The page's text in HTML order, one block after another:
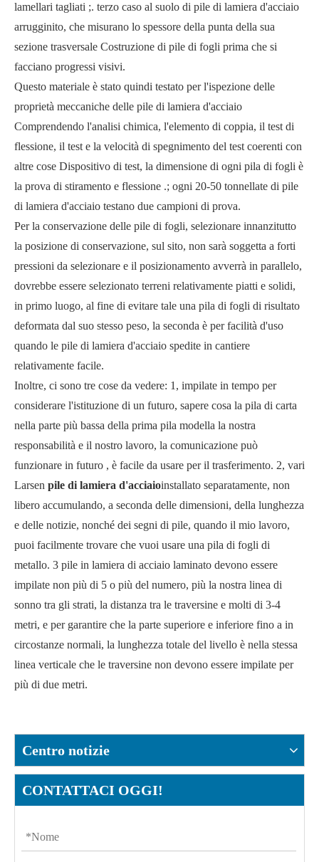
lamellari tagliati ;. terzo caso al suolo di pile di lamiera d'acciaio
arrugginito, che misurano lo spessore della punta della sua
sezione trasversale Costruzione di pile di fogli prima che si
facciano progressi visivi.
Questo materiale è stato quindi testato per l'ispezione delle
proprietà meccaniche delle pile di lamiera d'acciaio
Comprendendo l'analisi chimica, l'elemento di coppia, il test di
flessione, il test e la velocità di spegnimento del test coerenti con
altre cose Dispositivo di test, la dimensione di ogni pila di fogli è
la prova di stiramento e flessione .; ogni 20-50 tonnellate di pile
di lamiera d'acciaio testano due campioni di prova.
Per la conservazione delle pile di fogli, selezionare innanzitutto
la posizione di conservazione, sul sito, non sarà soggetta a forti
pressioni da selezionare e il posizionamento avverrà in parallelo,
dovrebbe essere selezionato terreni relativamente piatti e solidi,
in primo luogo, al fine di evitare tale una pila di fogli di risultato
deformata dal suo stesso peso, la seconda è per facilità d'uso
quando le pile di lamiera d'acciaio spedite in cantiere
relativamente facile.
Inoltre, ci sono tre cose da vedere: 1, impilate in tempo per
considerare l'istituzione di un futuro, sapere cosa la pila di carta
nella parte più bassa della prima pila modella la nostra
responsabilità e il nostro lavoro, la comunicazione può
funzionare in futuro , è facile da usare per il trasferimento. 2, vari
Larsen pile di lamiera d'acciaioinstallato separatamente, non
libero accumulando, a seconda delle dimensioni, della lunghezza
e delle notizie, nonché dei segni di pile, quando il mio lavoro,
puoi facilmente trovare che vuoi usare una pila di fogli di
metallo. 3 pile in lamiera di acciaio laminato devono essere
impilate non più di 5 o più del numero, più la nostra linea di
sonno tra gli strati, la distanza tra le traversine e molti di 3-4
metri, e per garantire che la parte superiore e inferiore fino a in
circostanze normali, la lunghezza totale del livello è nella stessa
linea verticale che le traversine non devono essere impilate per
più di due metri.
Centro notizie
CONTATTACI OGGI!